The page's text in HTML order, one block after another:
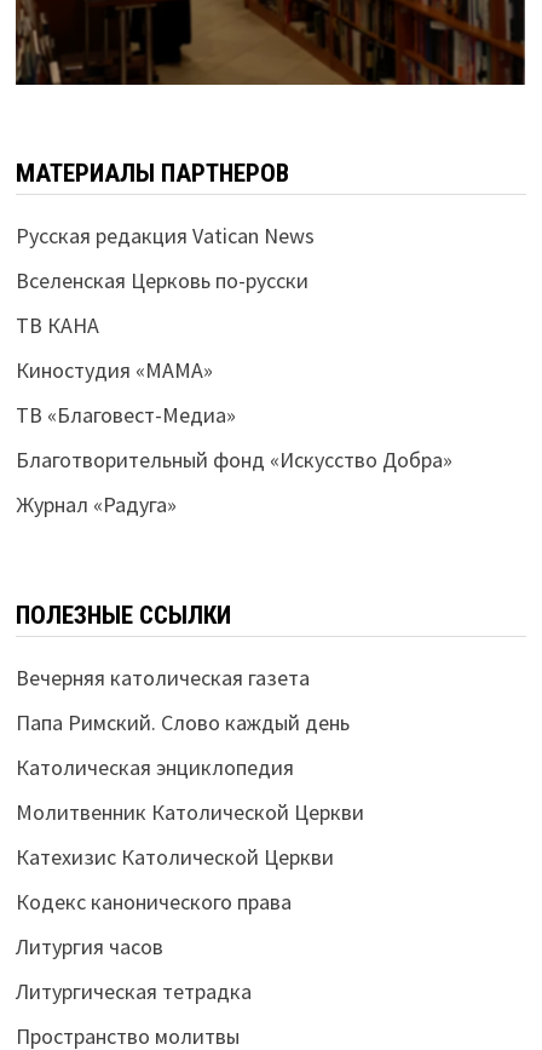
МАТЕРИАЛЫ ПАРТНЕРОВ
Русская редакция Vatican News
Вселенская Церковь по-русски
ТВ КАНА
Киностудия «МАМА»
ТВ «Благовест-Медиа»
Благотворительный фонд «Искусство Добра»
Журнал «Радуга»
ПОЛЕЗНЫЕ ССЫЛКИ
Вечерняя католическая газета
Папа Римский. Слово каждый день
Католическая энциклопедия
Молитвенник Католической Церкви
Катехизис Католической Церкви
Кодекс канонического права
Литургия часов
Литургическая тетрадка
Пространство молитвы